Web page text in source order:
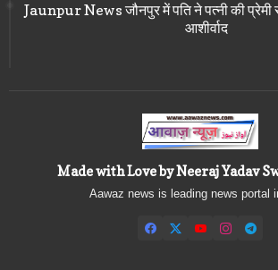
Jaunpur News जौनपुर में पति ने पत्नी की प्रेमी
आशीर्वाद
Made with Love by Neeraj Yadav
Aawaz news is leading news portal